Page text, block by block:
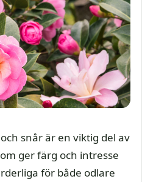
snår är en viktig del av
ger färg och intresse
för både odlare